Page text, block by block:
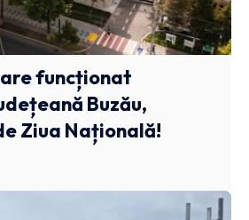
funcționat
Buzău,
Ziua Națională!